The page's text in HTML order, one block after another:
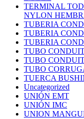
TERMINAL
NYLON
TUBERIA
TUBERIA
TUBERIA
TUBO
TUBO
TUBO
TUERCA
Uncategorized
UNIÓN EMT
UNIÓN IMC
UNION